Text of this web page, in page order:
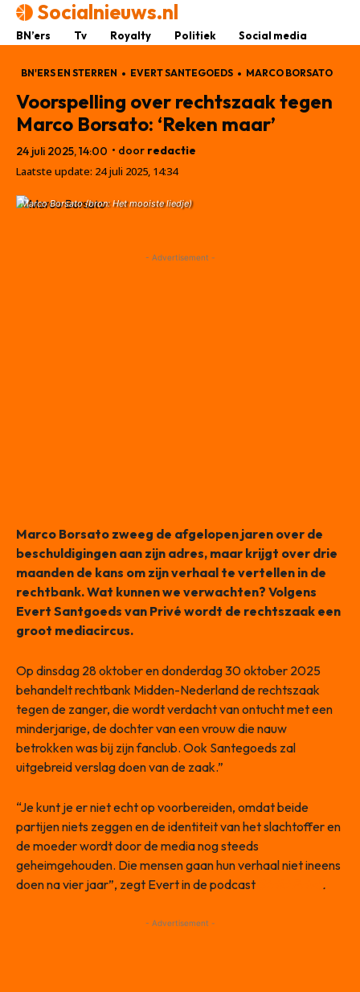
Socialnieuws.nl
BN’ers Tv Royalty Politiek Social media
BN'ERS EN STERREN EVERT SANTEGOEDS MARCO BORSATO
Voorspelling over rechtszaak tegen
Marco Borsato: ‘Reken maar’
24 juli 2025, 14:00 • door redactie
Laatste update: 24 juli 2025, 14:34
Marco Borsato (bron: Het mooiste liedje)
- Advertisement -
Marco Borsato zweeg de afgelopen jaren over de
beschuldigingen aan zijn adres, maar krijgt over drie
maanden de kans om zijn verhaal te vertellen in de
rechtbank. Wat kunnen we verwachten? Volgens
Evert Santgoeds van Privé wordt de rechtszaak een
groot mediacircus.
Op dinsdag 28 oktober en donderdag 30 oktober 2025
behandelt rechtbank Midden-Nederland de rechtszaak
tegen de zanger, die wordt verdacht van ontucht met een
minderjarige, de dochter van een vrouw die nauw
betrokken was bij zijn fanclub. Ook Santegoeds zal
uitgebreid verslag doen van de zaak.”
“Je kunt je er niet echt op voorbereiden, omdat beide
partijen niets zeggen en de identiteit van het slachtoffer en
de moeder wordt door de media nog steeds
geheimgehouden. Die mensen gaan hun verhaal niet ineens
doen na vier jaar”, zegt Evert in de podcast
.
- Advertisement -